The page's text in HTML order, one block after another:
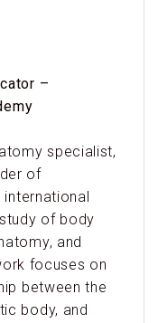
–
specialist,
of
international
of body
and
focuses on
between the
body, and